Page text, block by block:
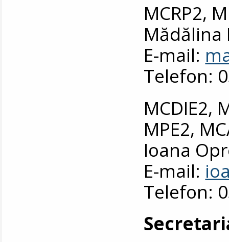
MCRP2,
Mădălina
E-mail:
Telefon:
MCDIE2,
MPE2,
Ioana
E-mail:
Telefon: